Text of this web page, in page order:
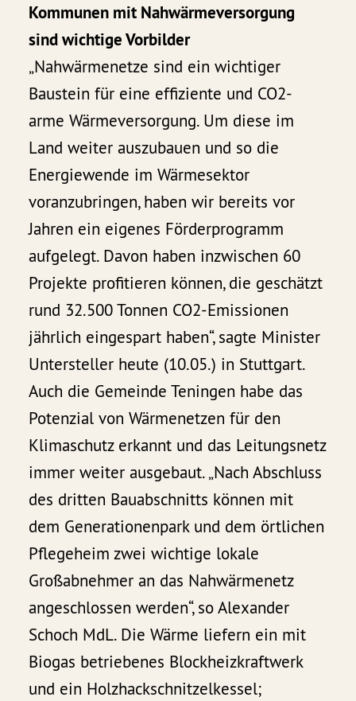
Kommunen mit Nahwärmeversorgung
sind wichtige Vorbilder
„Nahwärmenetze sind ein wichtiger
Baustein für eine effiziente und CO2-
arme Wärmeversorgung. Um diese im
Land weiter auszubauen und so die
Energiewende im Wärmesektor
voranzubringen, haben wir bereits vor
Jahren ein eigenes Förderprogramm
aufgelegt. Davon haben inzwischen 60
Projekte profitieren können, die geschätzt
rund 32.500 Tonnen CO2-Emissionen
jährlich eingespart haben“, sagte Minister
Untersteller heute (10.05.) in Stuttgart.
Auch die Gemeinde Teningen habe das
Potenzial von Wärmenetzen für den
Klimaschutz erkannt und das Leitungsnetz
immer weiter ausgebaut. „Nach Abschluss
des dritten Bauabschnitts können mit
dem Generationenpark und dem örtlichen
Pflegeheim zwei wichtige lokale
Großabnehmer an das Nahwärmenetz
angeschlossen werden“, so Alexander
Schoch MdL. Die Wärme liefern ein mit
Biogas betriebenes Blockheizkraftwerk
und ein Holzhackschnitzelkessel;